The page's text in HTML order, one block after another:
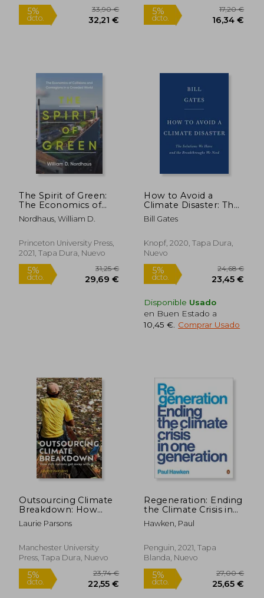
5%
dcto. 14,25 €
Rápido
5%
dcto.
5%
dcto. 32,21 €
5%
dcto.
The Spirit of Green:
The Economics of
Collisions and
Contagions in a
Inglés)
Nordhaus, William D.
Princeton University Press,
2021, Tapa Dura, Nuevo
How to Avoid a
Climate Disaster: The
Solutions we Have
and the
Need (en Inglés)
Bill Gates
Knopf, 2020, Tapa Dura,
Nuevo
Disponible Usado
en Buen Estado a
10,45 € Comprar Usado
Outsourcing Climate
Breakdown: How
Rich Nations get
Away With it (en
Laurie Parsons
Manchester University
Press, Tapa Dura, Nuevo
Regeneration: Ending
the Climate Crisis in
one Generation (en
Inglés)
Hawken, Paul
Penguin, 2021, Tapa
Blanda, Nuevo